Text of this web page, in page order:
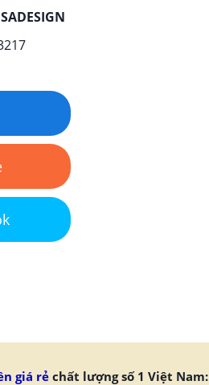
giá rẻchất lượng số 1 Việt Nam: